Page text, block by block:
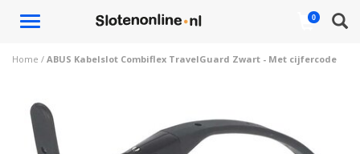
Toggle
0
Home / ABUS Kabelslot Combiflex TravelGuard Zwart - Met cijfercode